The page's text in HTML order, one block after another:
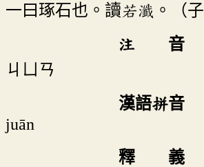
一曰琢石也。讀若瀸。（子
注 音
ㄐㄩㄢ
漢語拼音
juān
釋 義